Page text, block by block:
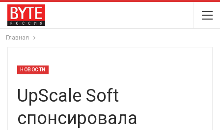
Главная
НОВОСТИ
UpScale Soft
спонсировала